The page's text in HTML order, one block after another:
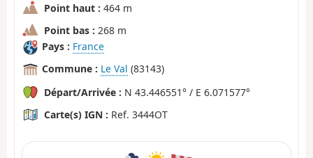
Point haut : 464 m
Point bas : 268 m
Pays : France
Commune : Le Val (83143)
Départ/Arrivée : N 43.446551° / E 6.071577°
Carte(s) IGN : Ref. 3444OT